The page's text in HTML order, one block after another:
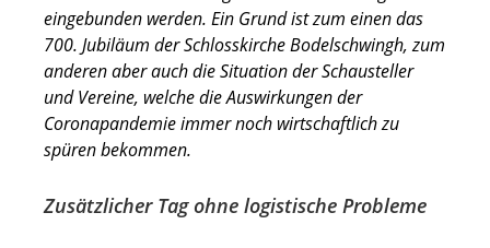
eingebunden werden. Ein Grund ist zum einen das
700. Jubiläum der Schlosskirche Bodelschwingh, zum
anderen aber auch die Situation der Schausteller
und Vereine, welche die Auswirkungen der
Coronapandemie immer noch wirtschaftlich zu
spüren bekommen.
Zusätzlicher Tag ohne logistische Probleme